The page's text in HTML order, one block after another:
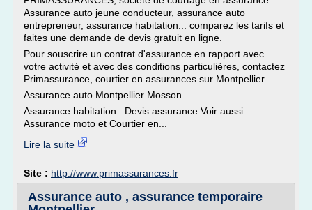
Assurance auto jeune conducteur, assurance auto
entrepreneur, assurance habitation... comparez les tarifs et
faites une demande de devis gratuit en ligne.
Pour souscrire un contrat d'assurance en rapport avec
votre activité et avec des conditions particulières, contactez
Primassurance, courtier en assurances sur Montpellier.
Assurance auto Montpellier Mosson
Assurance habitation : Devis assurance Voir aussi
Assurance moto et Courtier en...
Lire la suite
Site : http://www.primassurances.fr
Assurance auto , assurance temporaire